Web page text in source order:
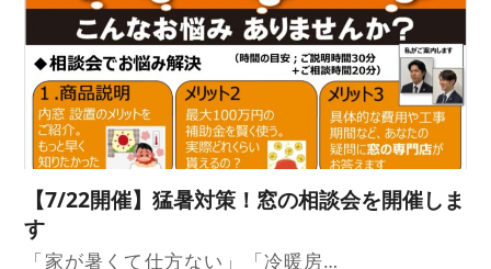
【7/22開催】猛暑対策！窓の相談会を開催しま
す
「家が暑くて仕方ない」「冷暖房…